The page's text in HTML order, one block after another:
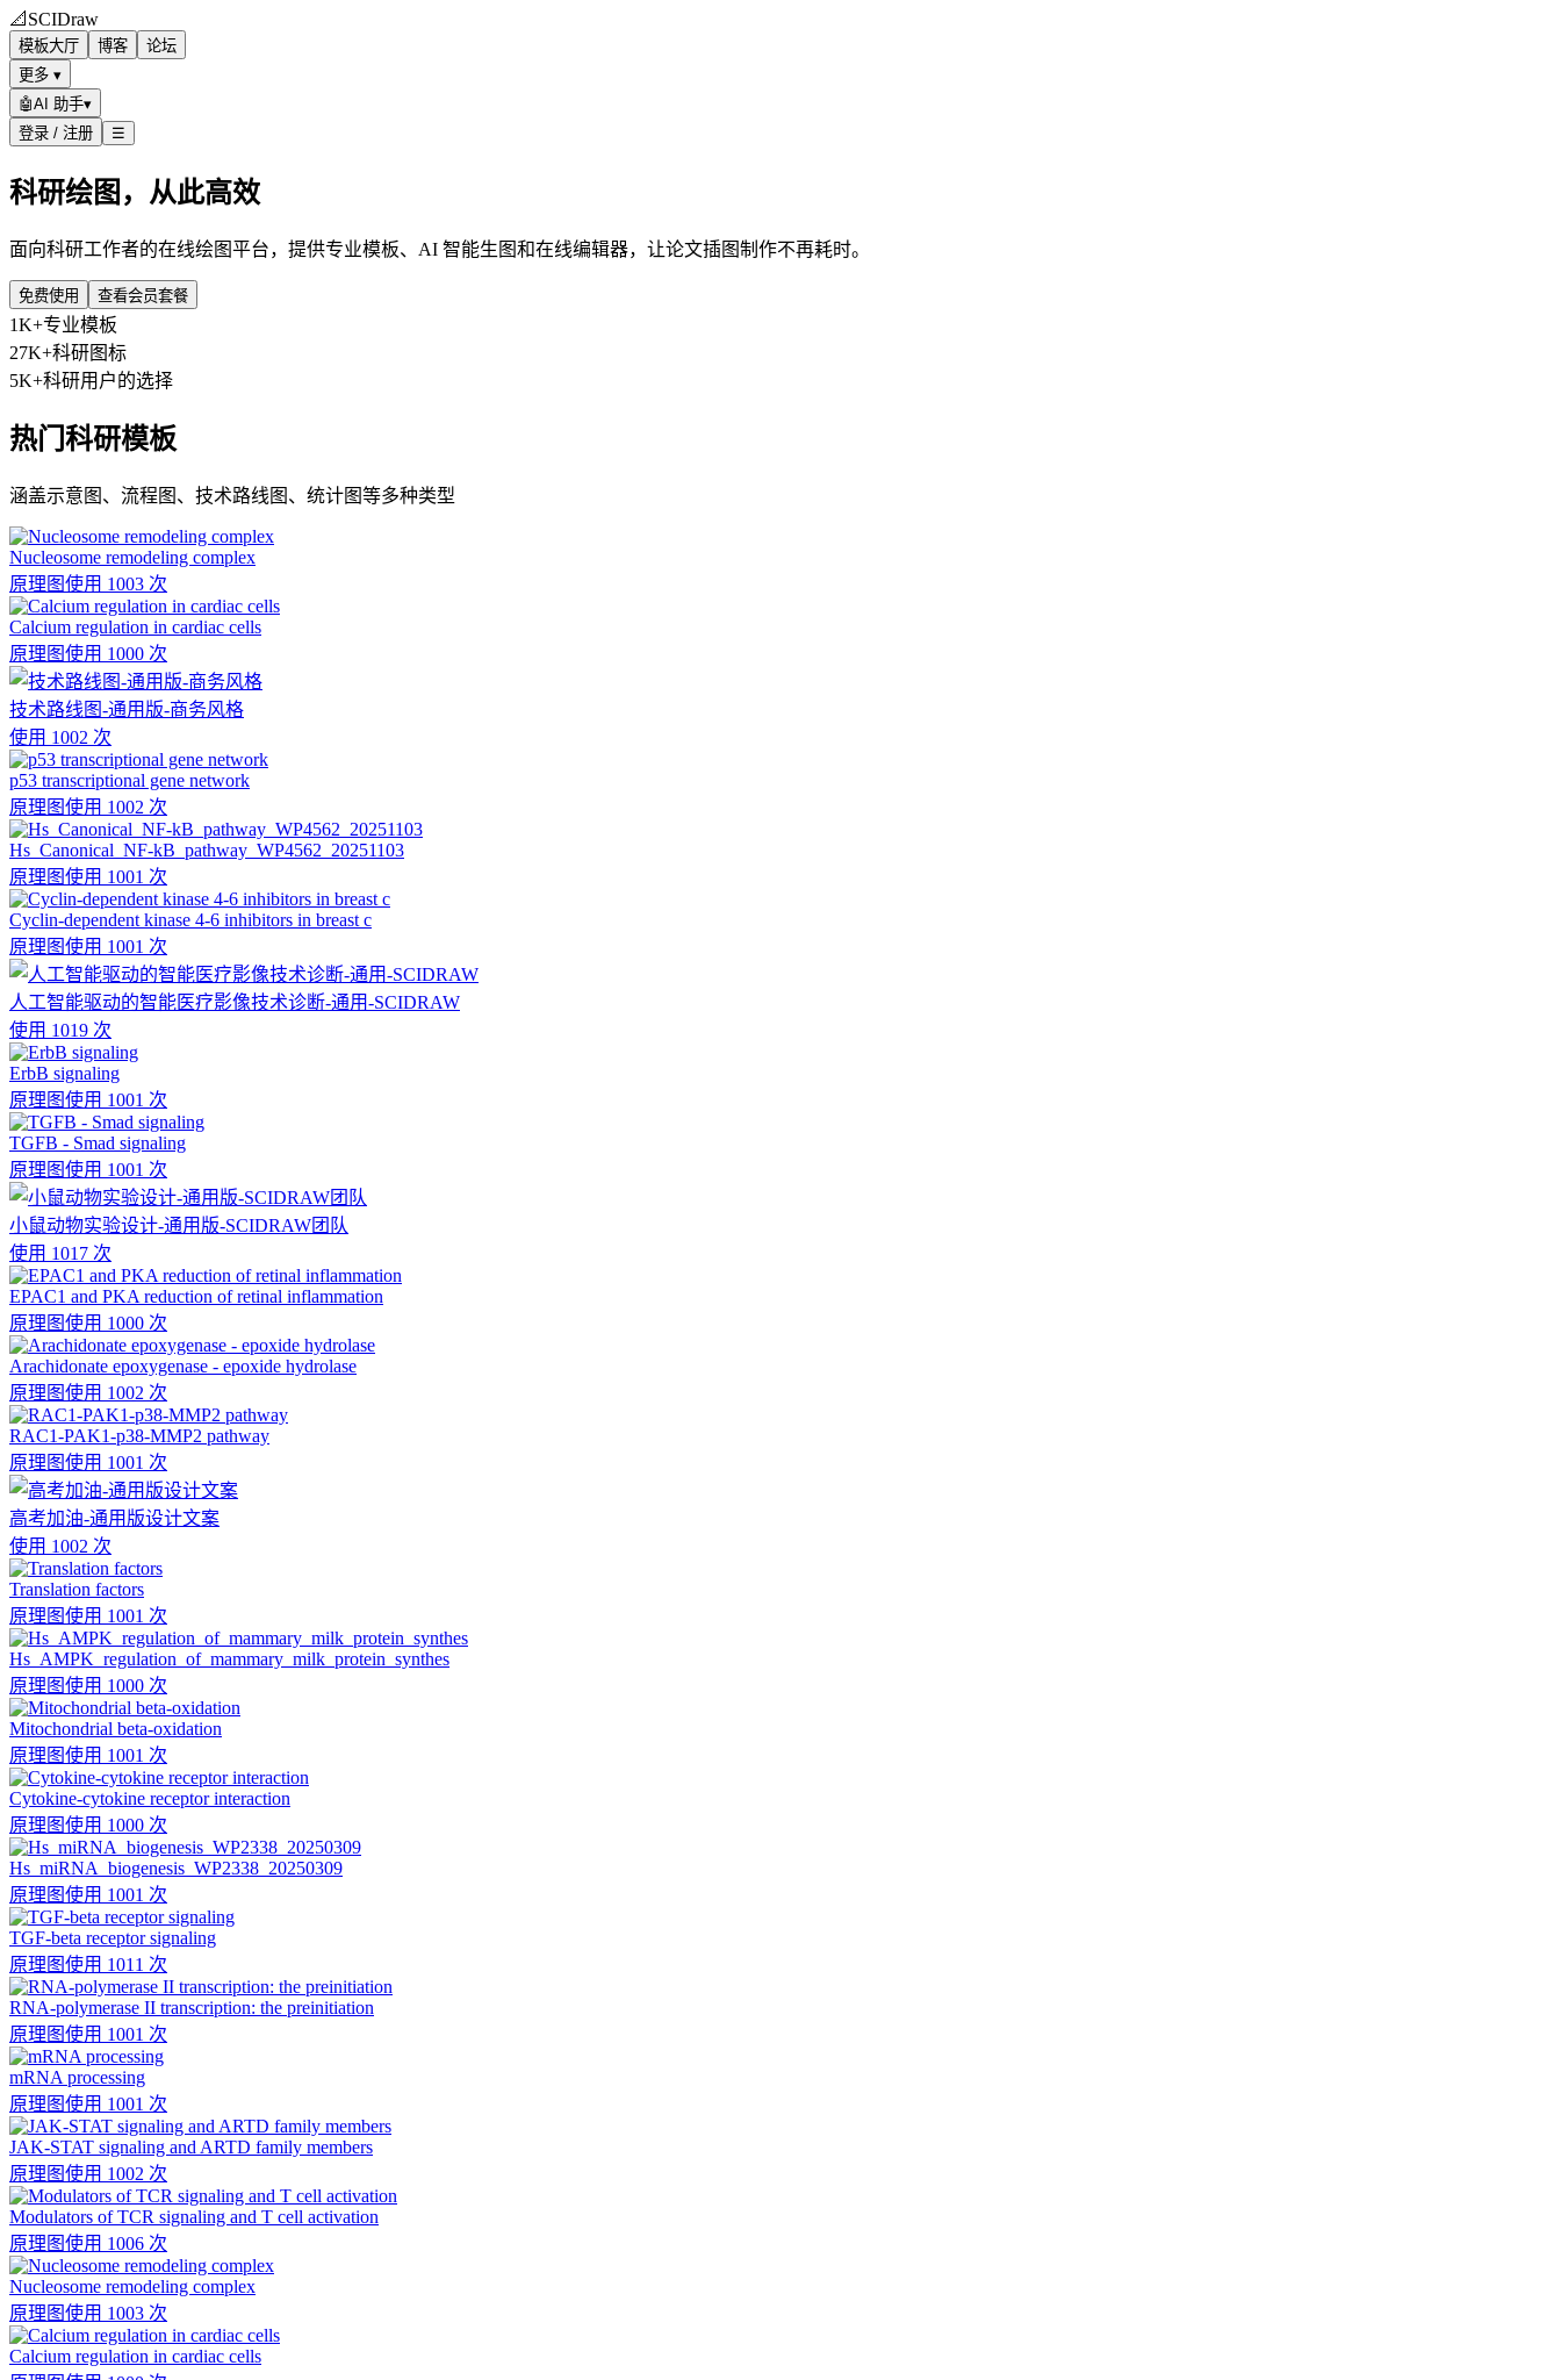
📐 SCIDraw
模板大厅 博客
论坛
更多 ▾
🤖AI 助手▾
登录 / 注册
☰
科研绘图，从此高效
面向科研工作者的在线绘图平台，提供专业模板、AI 智能生图和在线编辑器，让论文插图制作不再耗时。
免费使用 查看会员套餐
1K+专业模板
27K+科研图标
5K+科研用户的选择
热门科研模板
涵盖示意图、流程图、技术路线图、统计图等多种类型
Nucleosome remodeling complex
原理图使用 1003 次
Calcium regulation in cardiac cells
原理图使用 1000 次
技术路线图-通用版-商务风格
使用 1002 次
p53 transcriptional gene network
原理图使用 1002 次
Hs_Canonical_NF-kB_pathway_WP4562_20251103
原理图使用 1001 次
Cyclin-dependent kinase 4-6 inhibitors in breast c
原理图使用 1001 次
人工智能驱动的智能医疗影像技术诊断-通用-SCIDRAW
使用 1019 次
ErbB signaling
原理图使用 1001 次
TGFB - Smad signaling
原理图使用 1001 次
小鼠动物实验设计-通用版-SCIDRAW团队
使用 1017 次
EPAC1 and PKA reduction of retinal inflammation
原理图使用 1000 次
Arachidonate epoxygenase - epoxide hydrolase
原理图使用 1002 次
RAC1-PAK1-p38-MMP2 pathway
原理图使用 1001 次
高考加油-通用版设计文案
使用 1002 次
Translation factors
原理图使用 1001 次
Hs_AMPK_regulation_of_mammary_milk_protein_synthes
原理图使用 1000 次
Mitochondrial beta-oxidation
原理图使用 1001 次
Cytokine-cytokine receptor interaction
原理图使用 1000 次
Hs_miRNA_biogenesis_WP2338_20250309
原理图使用 1001 次
TGF-beta receptor signaling
原理图使用 1011 次
RNA-polymerase II transcription: the preinitiation
原理图使用 1001 次
mRNA processing
原理图使用 1001 次
JAK-STAT signaling and ARTD family members
原理图使用 1002 次
Modulators of TCR signaling and T cell activation
原理图使用 1006 次
Nucleosome remodeling complex
原理图使用 1003 次
Calcium regulation in cardiac cells